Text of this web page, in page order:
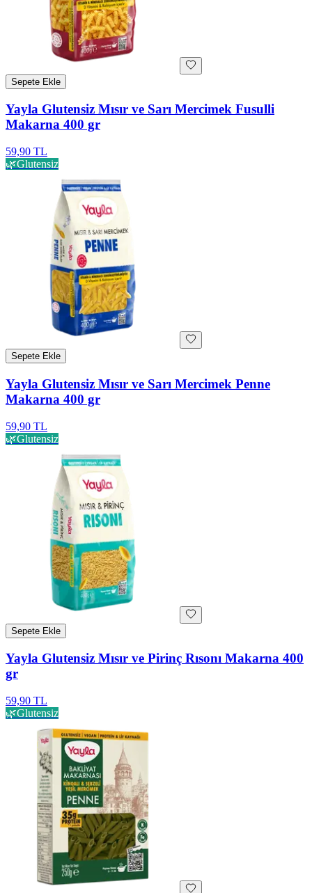
Sepete Ekle
Yayla Glutensiz Mısır ve Sarı Mercimek Fusulli
Makarna 400 gr
59,90 TL
🌿Glutensiz
Sepete Ekle
Yayla Glutensiz Mısır ve Sarı Mercimek Penne
Makarna 400 gr
59,90 TL
🌿Glutensiz
Sepete Ekle
Yayla Glutensiz Mısır ve Pirinç Rısonı Makarna 400
gr
59,90 TL
🌿Glutensiz